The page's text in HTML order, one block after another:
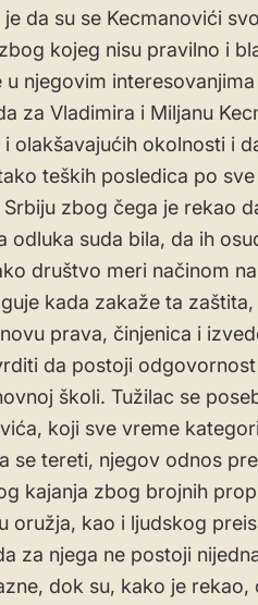
da su se Kecmanovići
kojeg nisu pravilno i
njegovim
za Vladimira i Miljanu
olakšavajućih okolnosti i
teških posledica po
zbog čega je rekao
odluka suda bila, da ih
društvo meri načinom
kada zakaže ta
prava, činjenica i
da postoji
školi. Tužilac se
koji sve vreme
se tereti, njegov odnos
kajanja zbog brojnih
oružja, kao i ljudskog
za njega ne postoji
dok su, kako je